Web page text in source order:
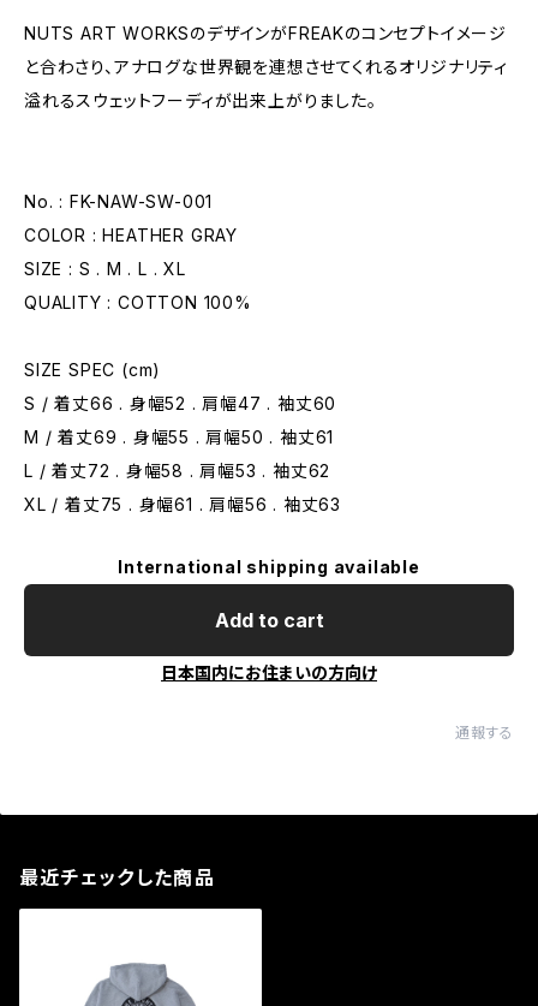
NUTS ART WORKSのデザインがFREAKのコンセプトイメージ
と合わさり、アナログな世界観を連想させてくれるオリジナリティ
溢れるスウェットフーディが出来上がりました。
No. : FK-NAW-SW-001
COLOR : HEATHER GRAY
SIZE : S . M . L . XL
QUALITY : COTTON 100%
SIZE SPEC (cm)
S / 着丈66 . 身幅52 . 肩幅47 . 袖丈60
M / 着丈69 . 身幅55 . 肩幅50 . 袖丈61
L / 着丈72 . 身幅58 . 肩幅53 . 袖丈62
XL / 着丈75 . 身幅61 . 肩幅56 . 袖丈63
International shipping available
Add to cart
日本国内にお住まいの方向け
通報する
最近チェックした商品